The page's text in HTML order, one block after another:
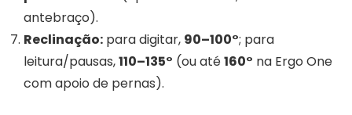
antebraço).
Reclinação: para digitar, 90–100°; para
leitura/pausas,110–135° (ou até160° na Ergo One
com apoio de pernas).